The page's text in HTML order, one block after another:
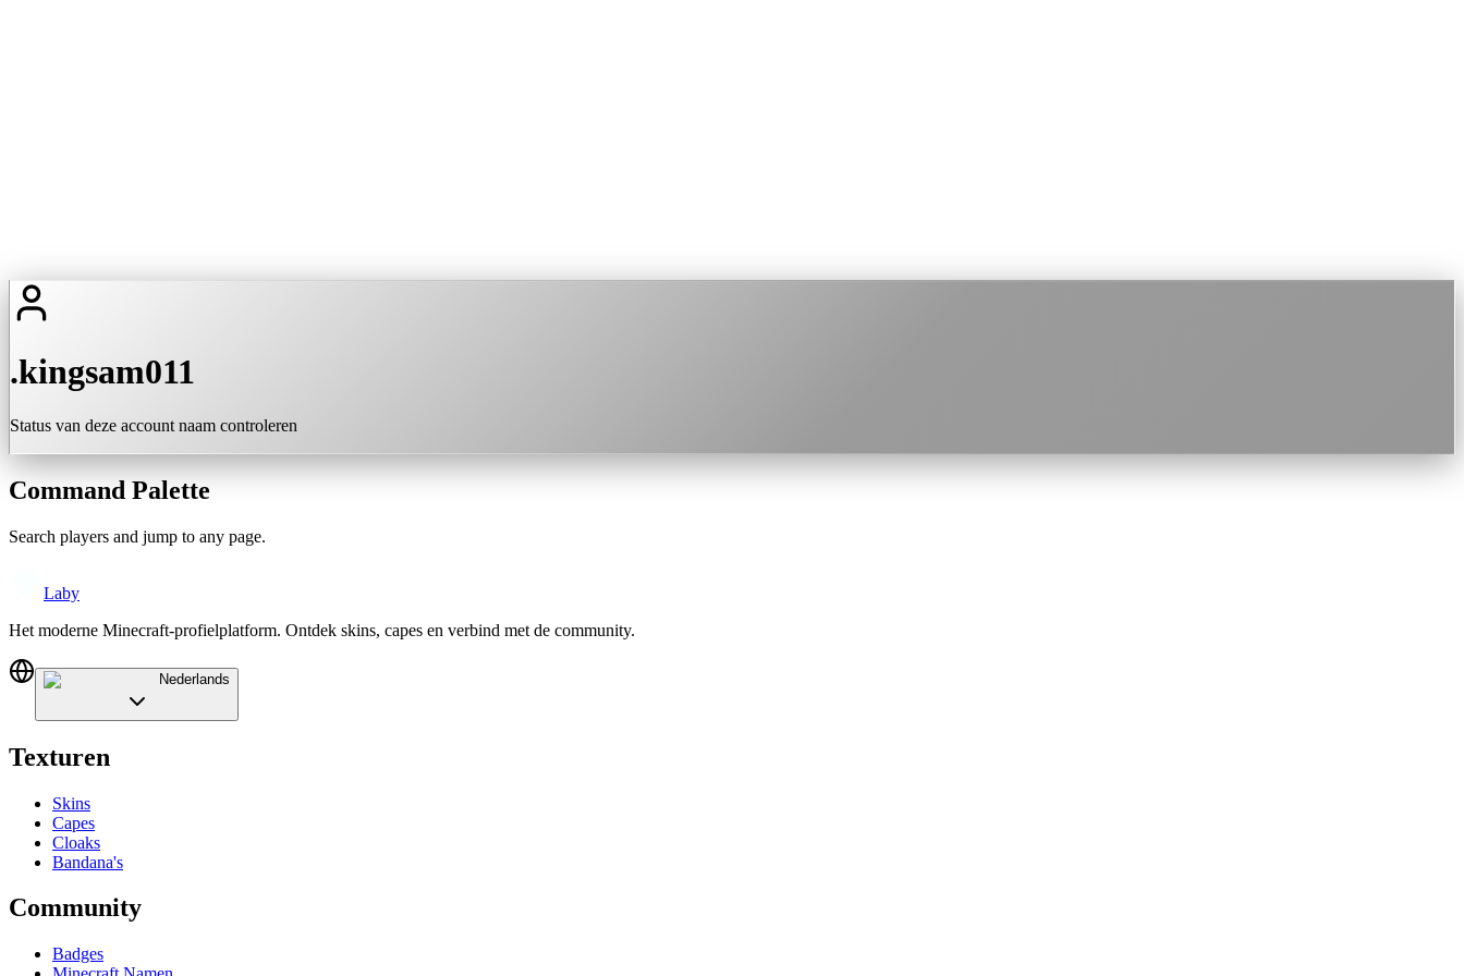
.kingsam011
Status van deze account naam controleren
Command Palette
Search players and jump to any page.
Laby
Het moderne Minecraft-profielplatform. Ontdek skins, capes en verbind met de community.
Nederlands
Texturen
Skins
Capes
Cloaks
Bandana's
Community
Badges